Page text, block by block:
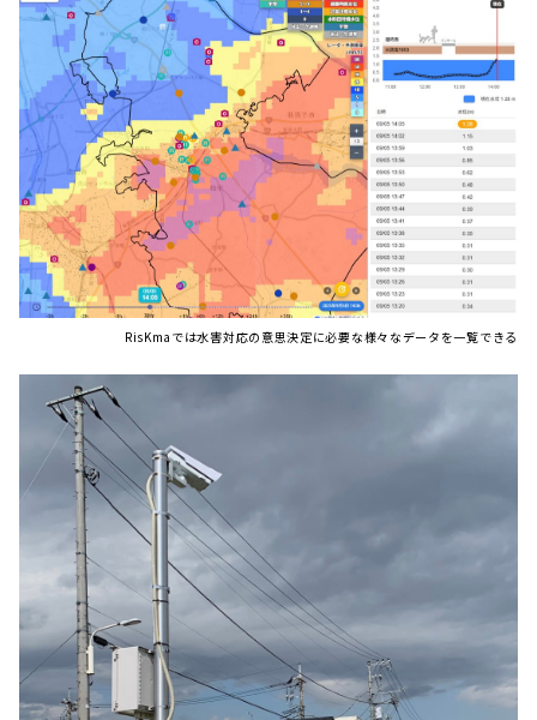
RisKmaでは水害対応の意思決定に必要な様々なデータを一覧できる